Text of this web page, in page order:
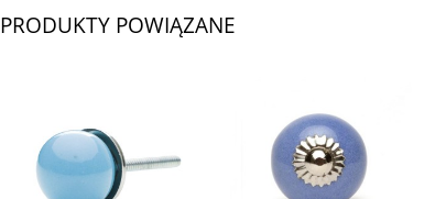
PRODUKTY POWIĄZANE